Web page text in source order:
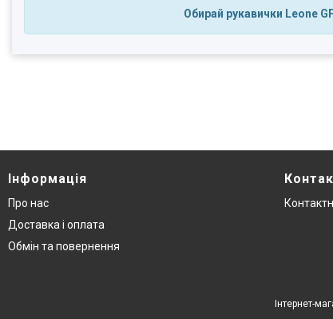
Обирай рукавички Leone
Інформація
Про нас
Доставка і оплата
Обмін та повернення